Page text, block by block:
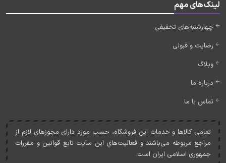
لینک‌های مهم
چهارشنبه‌های تخفیفی
رضایت و قبولی
وبلاگ
درباره ما
تماس با ما
تمامی کالاها و خدمات اين فروشگاه، حسب مورد دارای مجوزهای لازم از
مراجع مربوطه می‌باشند و فعاليت‌های اين سايت تابع قوانين و مقررات
جمهوری اسلامی ايران است.